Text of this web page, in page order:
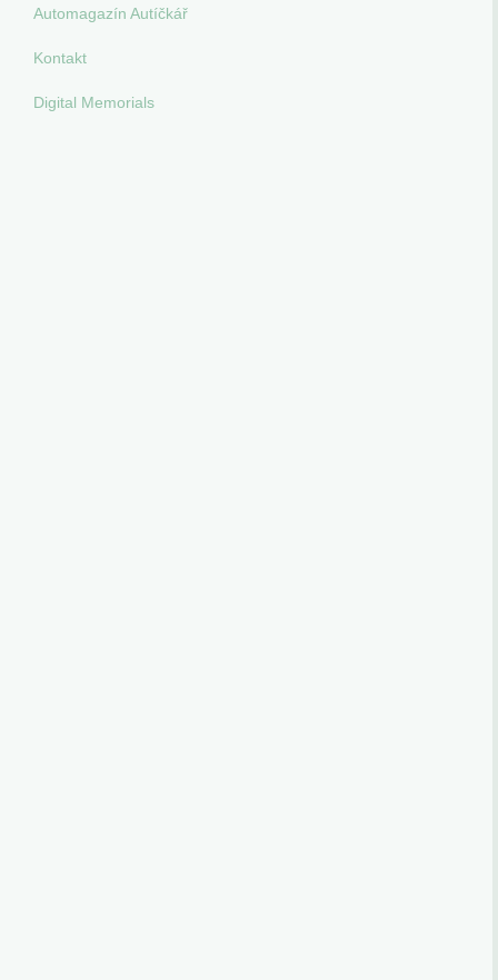
Automagazín Autíčkář
Kontakt
Digital Memorials